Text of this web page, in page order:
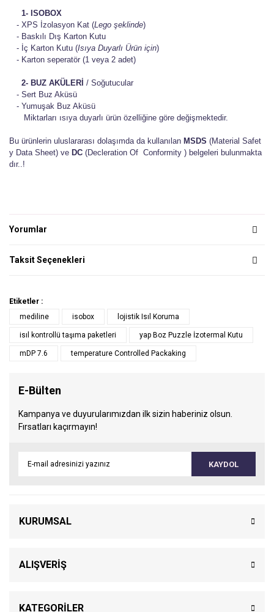
1- ISOBOX
- XPS İzolasyon Kat (Lego şeklinde)
- Baskılı Dış Karton Kutu
- İç Karton Kutu (Isıya Duyarlı Ürün için)
- Karton seperatör (1 veya 2 adet)
2- BUZ AKÜLERİ / Soğutucular
- Sert Buz Aküsü
- Yumuşak Buz Aküsü
Miktarları ısıya duyarlı ürün özelliğine göre değişmektedir.
Bu ürünlerin uluslararası dolaşımda da kullanılan MSDS (Material Safet
y Data Sheet) ve DC (Decleration Of Conformity ) belgeleri bulunmakta
dır..!
Yorumlar
Taksit Seçenekleri
Etiketler :
mediline
isobox lojistik Isıl Koruma
isıl kontrollü taşıma paketleri yap Boz Puzzle İzotermal Kutu
mDP 7.6 temperature Controlled Packaking
E-Bülten
Kampanya ve duyurularımızdan ilk sizin haberiniz olsun.
Fırsatları kaçırmayın!
KAYDOL
KURUMSAL
ALIŞVERİŞ
KATEGORİLER